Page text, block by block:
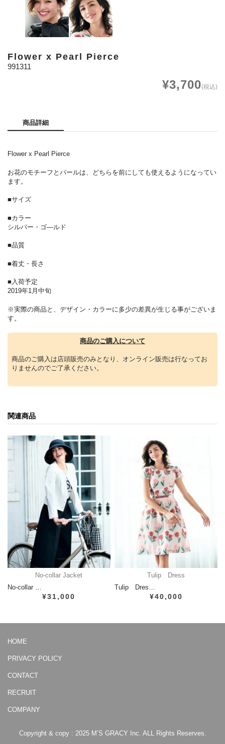
Flower x Pearl Pierce
991311
¥3,700(税込)
商品詳細
Flower x Pearl Pierce
お花のモチーフとパールは、どちらを前にしても使えるようになってい
ます。
■サイズ
■カラー
シルバー・ゴ―ルド
■品質
■着丈・長さ
■入荷予定
2019年1月中旬
※実際の商品と、デザイン・カラーに多少の差異が生じる事がございま
す。
商品のご購入について
商品のご購入は店頭販売のみとなり、オンライン販売は行なってお
りませんのでご了承ください。
関連商品
No-collar Jacket
No-collar …
¥31,000
Tulip Dress
Tulip Dres…
¥40,000
HOME
PRIVACY POLICY
CONTACT
RECRUIT
COMPANY
Copyright & copy : 2025 M’S GRACY Inc. ALL Rights Reserves.